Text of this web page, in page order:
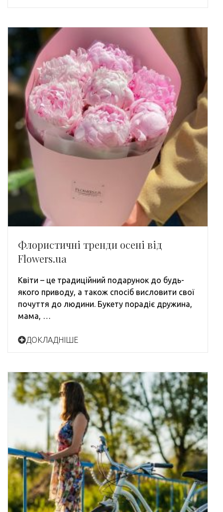
Флористичні тренди осені від
Flowers.ua
Квіти – це традиційний подарунок до будь-
якого приводу, а також спосіб висловити свої
почуття до людини. Букету порадіє дружина,
мама, …
ДОКЛАДНІШЕ